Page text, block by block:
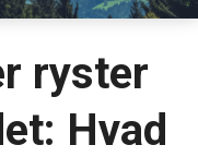
ryster
Hvad